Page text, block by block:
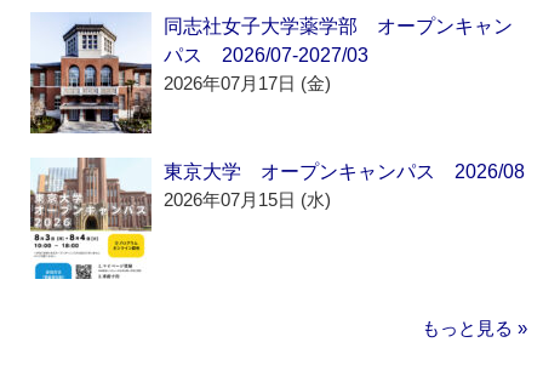
同志社女子大学薬学部 オープンキャン
パス 2026/07-2027/03
2026年07月17日 (金)
東京大学 オープンキャンパス 2026/08
2026年07月15日 (水)
もっと見る »